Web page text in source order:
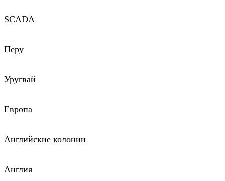
SCADA
Перу
Уругвай
Европа
Английские колонии
Англия